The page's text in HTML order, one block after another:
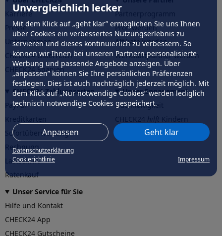
Unvergleichlich lecker
Mit dem Klick auf „geht klar” ermöglichen Sie uns Ihnen
über Cookies ein verbessertes Nutzungserlebnis zu
servieren und dieses kontinuierlich zu verbessern. So
können wir Ihnen bei unseren Partnern personalisierte
Werbung und passende Angebote anzeigen. Über
„anpassen” können Sie Ihre persönlichen Präferenzen
festlegen. Dies ist auch nachträglich jederzeit möglich. Mit
dem Klick auf „Nur notwendige Cookies” werden lediglich
technisch notwendige Cookies gespeichert.
Anpassen Geht klar
Datenschutzerklärung
Cookierichtlinie
Impressum
Karriere
Presse
Unternehmen
CHECK24 Österreich
CHECK24 Spanien
Partnerprogramm
Profi werden
Affiliate werden
Werkstattpartner werden
CHECK24 Zahlungsarten
PayPal
Sofortüberweisung
Rechnung
Lastschrift
Ratenkauf
Unser Engagement
Nachhaltigkeit
CHECK24hilftder Natur
Unser Service für Sie
Hilfe und Kontakt
CHECK24 App
CHECK24 Gutscheine